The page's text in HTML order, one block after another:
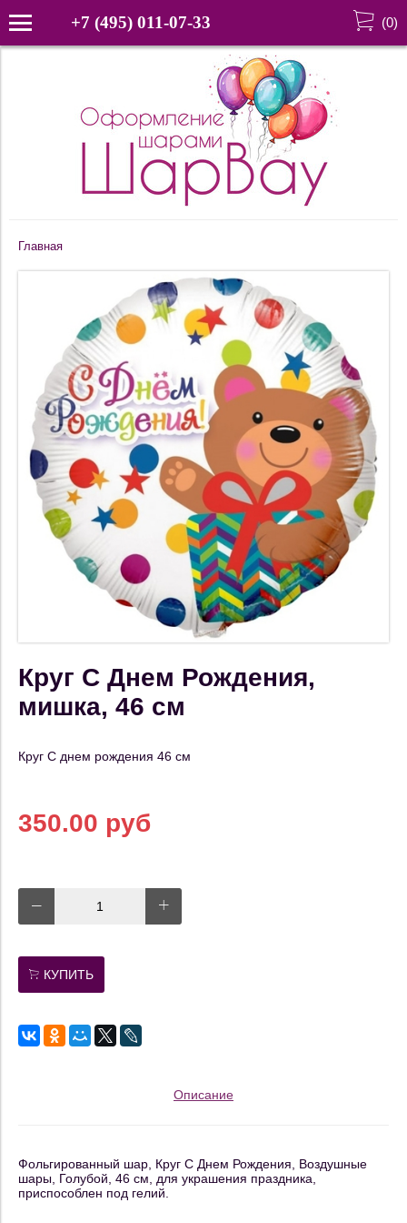
+7 (495) 011-07-33 (0)
Главная
Круг С Днем Рождения,
мишка, 46 см
Круг С днем рождения 46 см
350.00 руб
КУПИТЬ
Описание
Фольгированный шар, Круг С Днем Рождения, Воздушные
шары, Голубой, 46 см, для украшения праздника,
приспособлен под гелий.